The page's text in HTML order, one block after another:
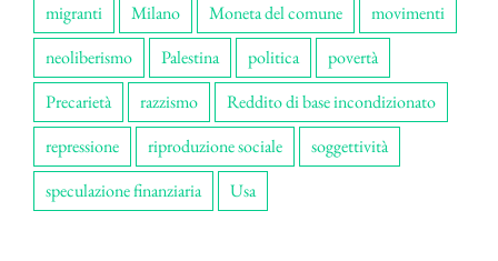
migranti
Milano Moneta del comune
movimenti
neoliberismo
Palestina politica
povertà
Precarietà
razzismo
Reddito di base incondizionato
repressione
riproduzione sociale
soggettività
speculazione finanziaria
Usa